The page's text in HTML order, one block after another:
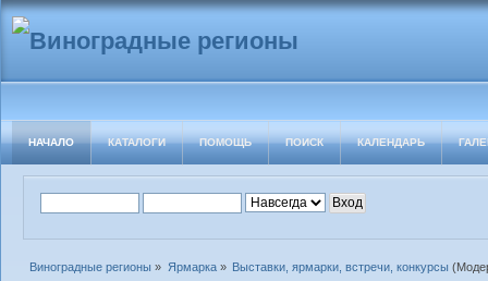
НАЧАЛО КАТАЛОГИ ПОМОЩЬ ПОИСК КАЛЕНДАРЬ
Виноградные регионы » Ярмарка» Выставки, ярмарки, встречи, конкурсы